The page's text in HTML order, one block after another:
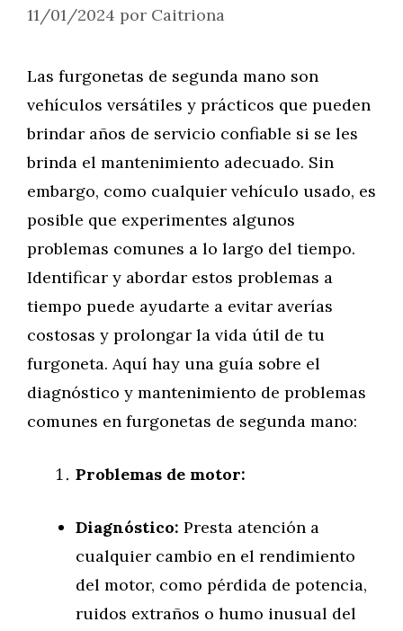
11/01/2024 por Caitriona
Las furgonetas de segunda mano son
vehículos versátiles y prácticos que pueden
brindar años de servicio confiable si se les
brinda el mantenimiento adecuado. Sin
embargo, como cualquier vehículo usado, es
posible que experimentes algunos
problemas comunes a lo largo del tiempo.
Identificar y abordar estos problemas a
tiempo puede ayudarte a evitar averías
costosas y prolongar la vida útil de tu
furgoneta. Aquí hay una guía sobre el
diagnóstico y mantenimiento de problemas
comunes en furgonetas de segunda mano:
Problemas de motor:
Diagnóstico: Presta atención a
cualquier cambio en el rendimiento
del motor, como pérdida de potencia,
ruidos extraños o humo inusual del